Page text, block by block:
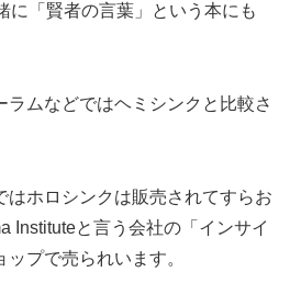
に「賢者の言葉」という本にも
ラムなどではヘミシンクと比較さ
はホロシンクは販売されてすらお
Instituteと言う会社の「インサイ
ップで売られいます。